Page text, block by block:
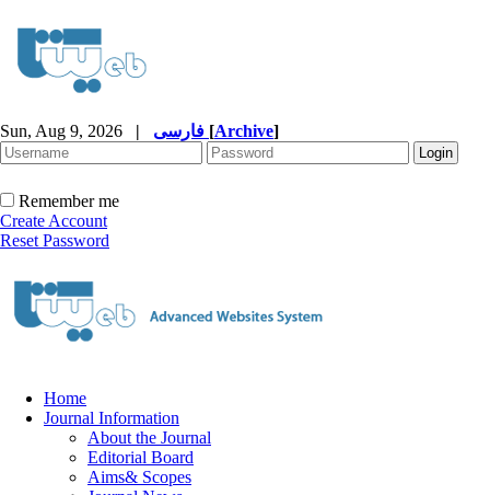
Sun, Aug 9, 2026 | [Archive]
Remember me
Create Account
Reset Password
Home
Journal Information
About the Journal
Editorial Board
Aims& Scopes